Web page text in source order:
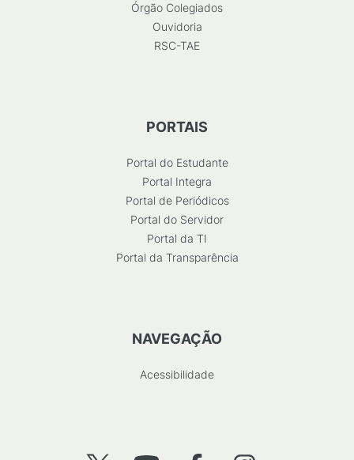
Órgão Colegiados
Ouvidoria
RSC-TAE
PORTAIS
Portal do Estudante
Portal Integra
Portal de Periódicos
Portal do Servidor
Portal da TI
Portal da Transparência
NAVEGAÇÃO
Acessibilidade